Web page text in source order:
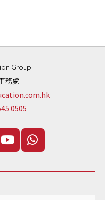
Group
務處
0505